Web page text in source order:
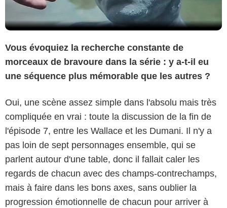
Vous évoquiez la recherche constante de
morceaux de bravoure dans la série : y a-t-il eu
une séquence plus mémorable que les autres ?
Oui, une scène assez simple dans l'absolu mais très
compliquée en vrai : toute la discussion de la fin de
l'épisode 7, entre les Wallace et les Dumani. Il n'y a
pas loin de sept personnages ensemble, qui se
parlent autour d'une table, donc il fallait caler les
regards de chacun avec des champs-contrechamps,
mais à faire dans les bons axes, sans oublier la
progression émotionnelle de chacun pour arriver à